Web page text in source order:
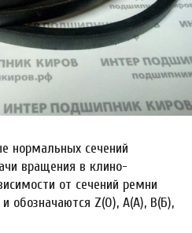
нормальных сечений
вращения в клино-
от сечений ремни
обозначаются Z(0), A(А), B(Б),